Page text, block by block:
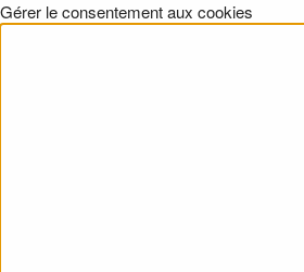
Gérer le consentement aux cookies